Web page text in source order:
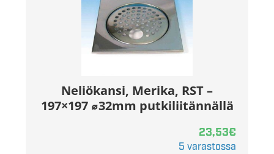
Neliökansi, Merika, RST –
197×197 ⌀32mm putkiliitännällä
23,53€
5 varastossa